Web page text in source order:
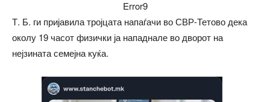
Error9
Т. Б. ги пријавила тројцата напаѓачи во СВР-Тетово дека
околу 19 часот физички ја нападнале во дворот на
нејзината семејна куќа.